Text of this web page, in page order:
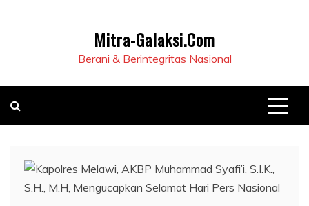
Mitra-Galaksi.Com
Berani & Berintegritas Nasional